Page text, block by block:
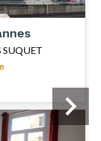
SUQUET